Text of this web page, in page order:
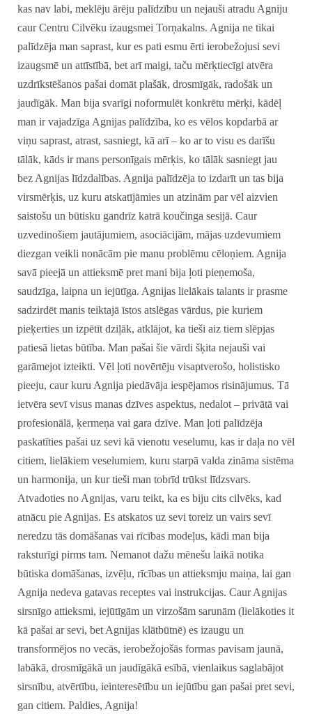
kas nav labi, meklēju ārēju palīdzību un nejauši atradu Agniju
caur Centru Cilvēku izaugsmei Torņakalns. Agnija ne tikai
palīdzēja man saprast, kur es pati esmu ērti ierobežojusi sevi
izaugsmē un attīstībā, bet arī maigi, taču mērķtiecīgi atvēra
uzdrīkstēšanos pašai domāt plašāk, drosmīgāk, radošāk un
jaudīgāk. Man bija svarīgi noformulēt konkrētu mērķi, kādēļ
man ir vajadzīga Agnijas palīdzība, ko es vēlos kopdarbā ar
viņu saprast, atrast, sasniegt, kā arī – ko ar to visu es darīšu
tālāk, kāds ir mans personīgais mērķis, ko tālāk sasniegt jau
bez Agnijas līdzdalības. Agnija palīdzēja to izdarīt un tas bija
virsmērķis, uz kuru atskatījāmies un atzinām par vēl aizvien
saistošu un būtisku gandrīz katrā koučinga sesijā. Caur
uzvedinošiem jautājumiem, asociācijām, mājas uzdevumiem
diezgan veikli nonācām pie manu problēmu cēloņiem. Agnija
savā pieejā un attieksmē pret mani bija ļoti pieņemoša,
saudzīga, laipna un iejūtīga. Agnijas lielākais talants ir prasme
sadzirdēt manis teiktajā īstos atslēgas vārdus, pie kuriem
pieķerties un izpētīt dziļāk, atklājot, ka tieši aiz tiem slēpjas
patiesā lietas būtība. Man pašai šie vārdi šķita nejauši vai
garāmejot izteikti. Vēl ļoti novērtēju visaptverošo, holistisko
pieeju, caur kuru Agnija piedāvāja iespējamos risinājumus. Tā
ietvēra sevī visus manas dzīves aspektus, nedalot – privātā vai
profesionālā, ķermeņa vai gara dzīve. Man ļoti palīdzēja
paskatīties pašai uz sevi kā vienotu veselumu, kas ir daļa no vēl
citiem, lielākiem veselumiem, kuru starpā valda zināma sistēma
un harmonija, un kur tieši man tobrīd trūkst līdzsvars.
Atvadoties no Agnijas, varu teikt, ka es biju cits cilvēks, kad
atnācu pie Agnijas. Es atskatos uz sevi toreiz un vairs sevī
neredzu tās domāšanas vai rīcības modeļus, kādi man bija
raksturīgi pirms tam. Nemanot dažu mēnešu laikā notika
būtiska domāšanas, izvēļu, rīcības un attieksmju maiņa, lai gan
Agnija nedeva gatavas receptes vai instrukcijas. Caur Agnijas
sirsnīgo attieksmi, iejūtīgām un virzošām sarunām (lielākoties it
kā pašai ar sevi, bet Agnijas klātbūtnē) es izaugu un
transformējos no vecās, ierobežojošās formas pavisam jaunā,
labākā, drosmīgākā un jaudīgākā esībā, vienlaikus saglabājot
sirsnību, atvērtību, ieinteresētību un iejūtību gan pašai pret sevi,
gan citiem. Paldies, Agnija!